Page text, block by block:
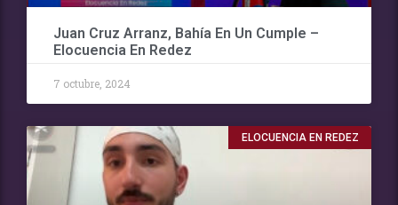
Juan Cruz Arranz, Bahía En Un Cumple –
Elocuencia En Redez
7 octubre, 2024
ELOCUENCIA EN REDEZ